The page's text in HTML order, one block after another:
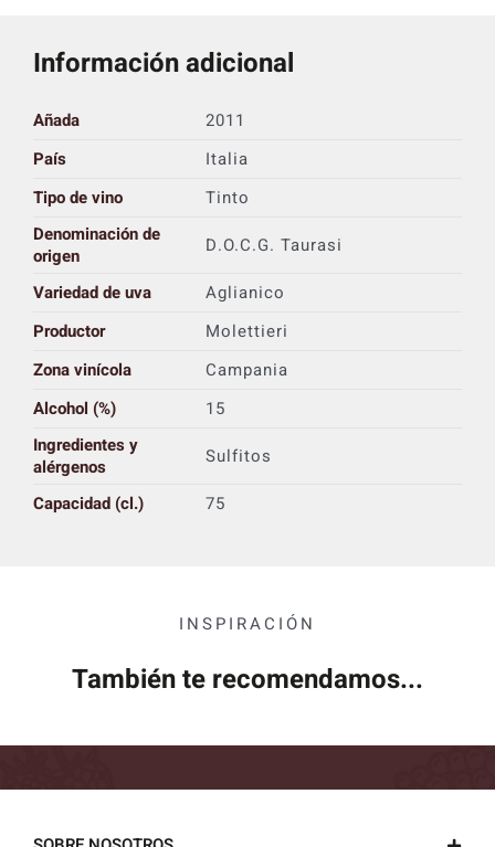
Información adicional
Añada
2011
País
Italia
Tipo de vino
Tinto
Denominación de
origen
D.O.C.G. Taurasi
Variedad de uva
Aglianico
Productor
Molettieri
Zona vinícola
Campania
Alcohol (%)
15
Ingredientes y
alérgenos
Sulfitos
Capacidad (cl.)
75
INSPIRACIÓN
También te recomendamos...